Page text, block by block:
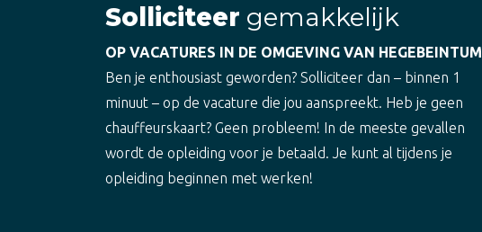
Solliciteer gemakkelijk
OP VACATURES IN DE OMGEVING VAN HEGEBEINTUM
Ben je enthousiast geworden? Solliciteer dan – binnen 1
minuut – op de vacature die jou aanspreekt. Heb je geen
chauffeurskaart? Geen probleem! In de meeste gevallen
wordt de opleiding voor je betaald. Je kunt al tijdens je
opleiding beginnen met werken!